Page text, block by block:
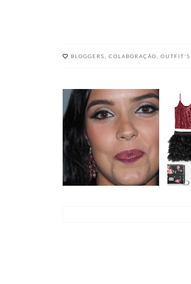
BLOGGERS COLABORAÇÃO
OUTFIT+
MAQUILHAGEM ||
PASSAGEM DE ANO
|